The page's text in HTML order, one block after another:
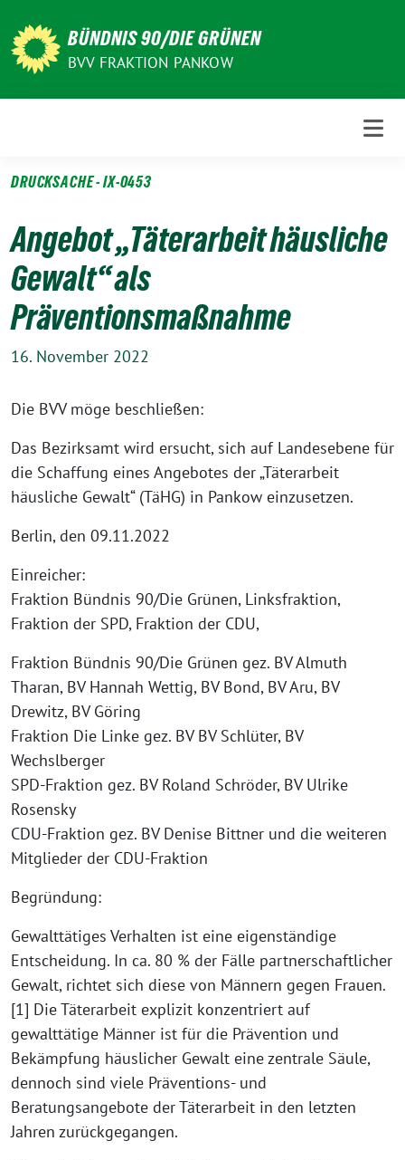
zum
Inhalt
BÜNDNIS 90/DIE GRÜNEN
BVV FRAKTION PANKOW
DRUCKSACHE - IX-0453
Angebot „Täterarbeit häusliche
Gewalt“ als
Präventionsmaßnahme
16. November 2022
Die BVV möge beschließen:
Das Bezirksamt wird ersucht, sich auf Landesebene für
die Schaffung eines Angebotes der „Täterarbeit
häusliche Gewalt“ (TäHG) in Pankow einzusetzen.
Berlin, den 09.11.2022
Einreicher:
Fraktion Bündnis 90/Die Grünen, Linksfraktion,
Fraktion der SPD, Fraktion der CDU,
Fraktion Bündnis 90/Die Grünen gez. BV Almuth
Tharan, BV Hannah Wettig, BV Bond, BV Aru, BV
Drewitz, BV Göring
Fraktion Die Linke gez. BV BV Schlüter, BV
Wechslberger
SPD-Fraktion gez. BV Roland Schröder, BV Ulrike
Rosensky
CDU-Fraktion gez. BV Denise Bittner und die weiteren
Mitglieder der CDU-Fraktion
Begründung:
Gewalttätiges Verhalten ist eine eigenständige
Entscheidung. In ca. 80 % der Fälle partnerschaftlicher
Gewalt, richtet sich diese von Männern gegen Frauen.
[1] Die Täterarbeit explizit konzentriert auf
gewalttätige Männer ist für die Prävention und
Bekämpfung häuslicher Gewalt eine zentrale Säule,
dennoch sind viele Präventions- und
Beratungsangebote der Täterarbeit in den letzten
Jahren zurückgegangen.